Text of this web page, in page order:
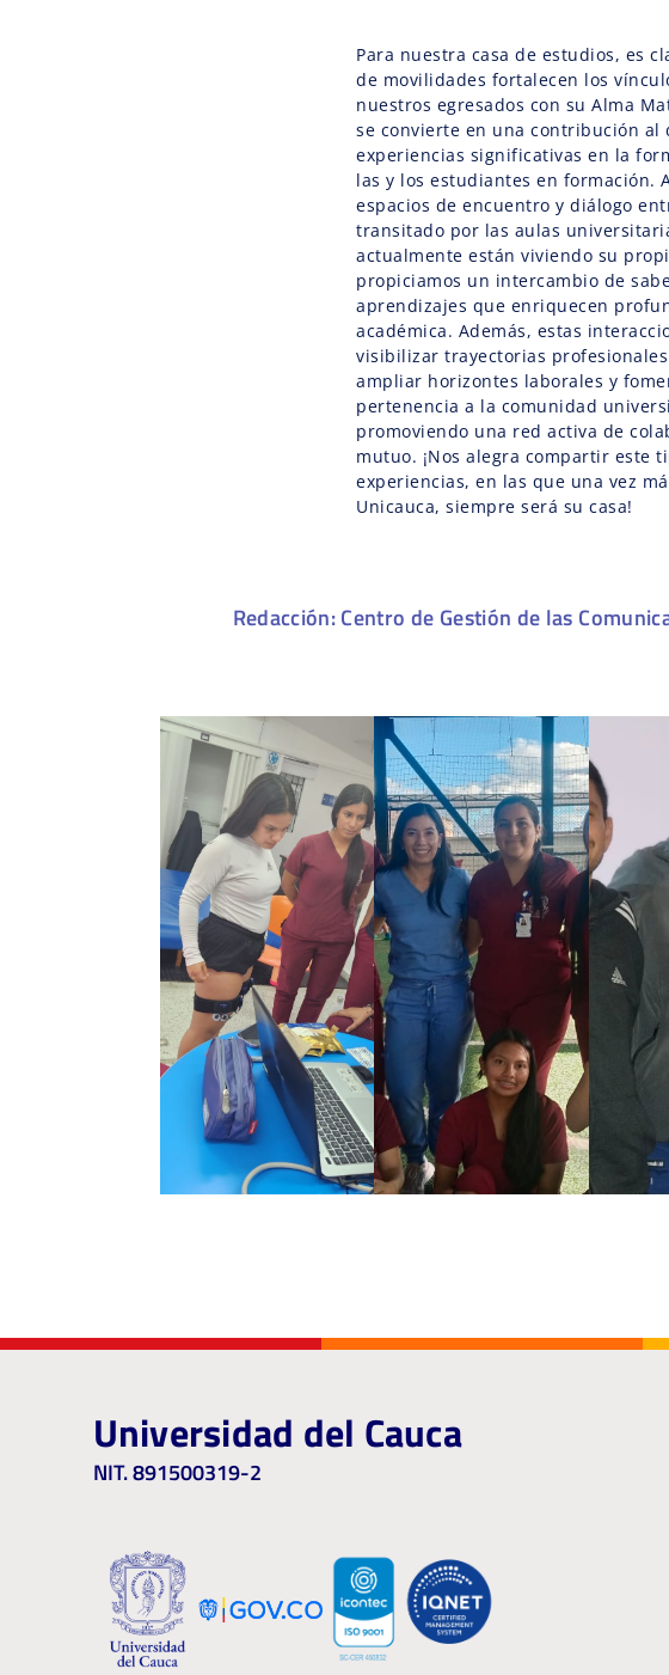
Para nuestra casa de estudios, es
de movilidades fortalecen los
nuestros egresados con su Alma
se convierte en una contribución al
experiencias significativas en la
las y los estudiantes en formación.
espacios de encuentro y diálogo
transitado por las aulas
actualmente están viviendo su
propiciamos un intercambio de
aprendizajes que enriquecen
académica. Además, estas
visibilizar trayectorias
ampliar horizontes laborales y
pertenencia a la comunidad
promoviendo una red activa de
mutuo. ¡Nos alegra compartir este
experiencias, en las que una vez
Unicauca, siempre será su casa!
Redacción: Centro de Gestión de las
Universidad del Cauca
NIT. 891500319-2